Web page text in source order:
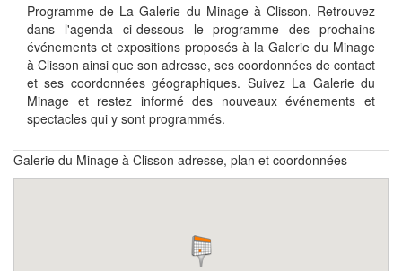
Programme de La Galerie du Minage à Clisson. Retrouvez
dans l'agenda ci-dessous le programme des prochains
événements et expositions proposés à la Galerie du Minage
à Clisson ainsi que son adresse, ses coordonnées de contact
et ses coordonnées géographiques. Suivez La Galerie du
Minage et restez informé des nouveaux événements et
spectacles qui y sont programmés.
Galerie du Minage à Clisson adresse, plan et coordonnées